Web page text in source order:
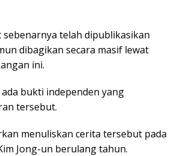
telah dipublikasikan
dibagikan secara masif lewat
ini.
bukti independen yang
tersebut.
menuliskan cerita tersebut pada
Jong-un berulang tahun.